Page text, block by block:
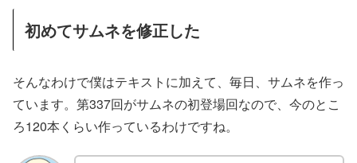
初めてサムネを修正した
そんなわけで僕はテキストに加えて、毎日、サムネを作っ
ています。第337回がサムネの初登場回なので、今のとこ
ろ120本くらい作っているわけですね。